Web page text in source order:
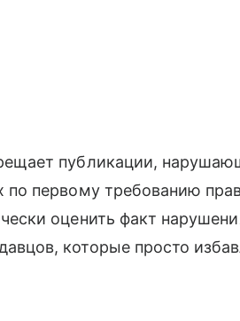
публикации,
по первому требованию
оценить факт
которые просто